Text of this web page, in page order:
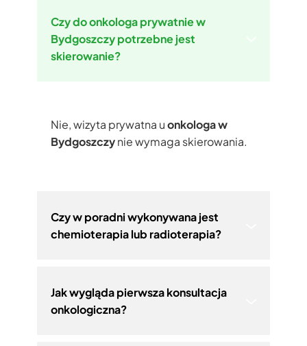
Czy do onkologa prywatnie w
Bydgoszczy potrzebne jest
skierowanie?
Nie, wizyta prywatna uonkologa w
Bydgoszczynie wymaga skierowania.
Czy w poradni wykonywana jest
chemioterapia lub radioterapia?
Jak wygląda pierwsza konsultacja
onkologiczna?